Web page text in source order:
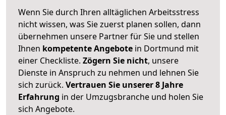
Wenn Sie durch Ihren alltäglichen Arbeitsstress
nicht wissen, was Sie zuerst planen sollen, dann
übernehmen unsere Partner für Sie und stellen
Ihnen kompetente Angebote in Dortmund mit
einer Checkliste. Zögern Sie nicht, unsere
Dienste in Anspruch zu nehmen und lehnen Sie
sich zurück. Vertrauen Sie unserer 8 Jahre
Erfahrung in der Umzugsbranche und holen Sie
sich Angebote.